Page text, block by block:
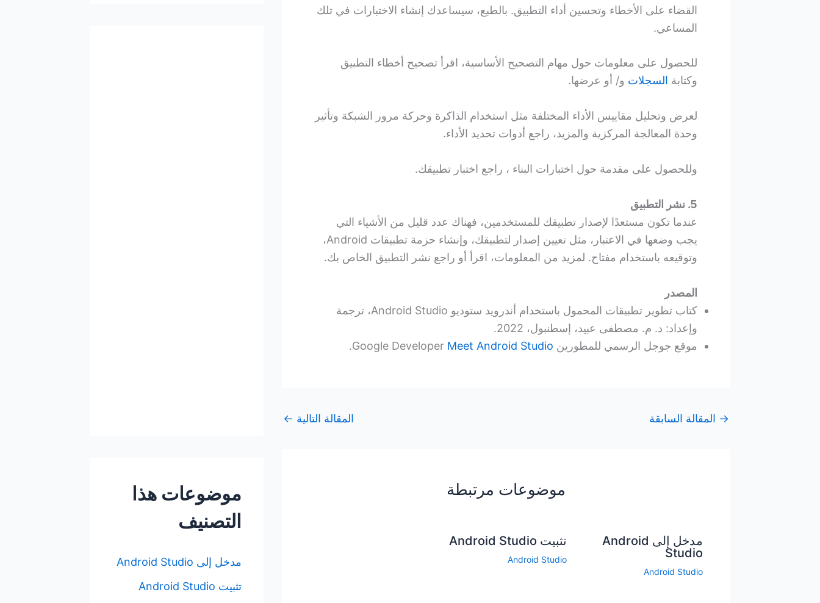
القضاء على الأخطاء وتحسين أداء التطبيق. بالطبع، سيساعدك إنشاء الاختبارات في تلك
المساعي.
للحصول على معلومات حول مهام التصحيح الأساسية، اقرأ تصحيح أخطاء التطبيق
وكتابة السجلات و/ أو عرضها.
لعرض وتحليل مقاييس الأداء المختلفة مثل استخدام الذاكرة وحركة مرور الشبكة وتأثير
وحدة المعالجة المركزية والمزيد، راجع أدوات تحديد الأداء.
وللحصول على مقدمة حول اختبارات البناء ، راجع اختبار تطبيقك.
5. نشر التطبيق
عندما تكون مستعدًا لإصدار تطبيقك للمستخدمين، فهناك عدد قليل من الأشياء التي
يجب وضعها في الاعتبار، مثل تعيين إصدار لتطبيقك، وإنشاء حزمة تطبيقات Android،
وتوقيعه باستخدام مفتاح. لمزيد من المعلومات، اقرأ أو راجع نشر التطبيق الخاص بك.
المصدر
كتاب تطوير تطبيقات المحمول باستخدام أندرويد ستوديو Android Studio، ترجمة
وإعداد: د. م. مصطفى عبيد، إسطنبول، 2022.
موقع جوجل الرسمي للمطورين Google Developer Meet Android Studio
.
→ المقالة السابقة المقالة التالية ←
موضوعات مرتبطة
مدخل إلى Android
Studio
Android Studio
تثبيت Android Studio
Android Studio
موضوعات هذا
التصنيف
مدخل إلى Android Studio
تثبيت Android Studio